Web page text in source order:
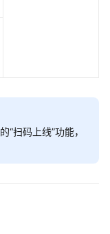
的“扫码上线”功能，